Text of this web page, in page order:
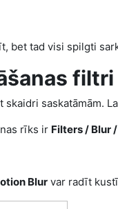
bet tad visi spilgti
filtri
skaidri saskatāmām.
rīks ir Filters / Blur /
Blur var radīt